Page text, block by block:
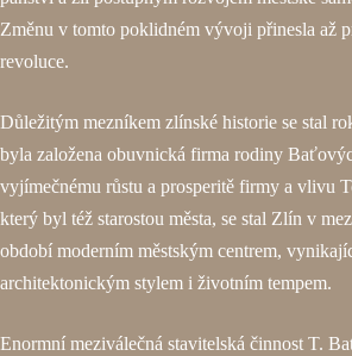
Změnu v tomto poklidném vývoji přinesla až
revoluce.
Důležitým mezníkem zlínské historie se stal
byla založena obuvnická firma rodiny
vyjímečnému růstu a prosperitě firmy a vlivu
který byl též starostou města, se stal Zlín v
období moderním městským centrem,
architektonickým stylem i životním tempem.
Enormní meziválečná stavitelská činnost T.